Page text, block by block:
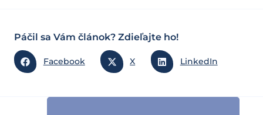
Páčil sa Vám článok? Zdieľajte ho!
Facebook X LinkedIn